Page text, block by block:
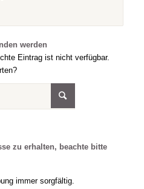
werden
Eintrag ist nicht verfügbar.
zu erhalten, beachte bitte
immer sorgfältig.